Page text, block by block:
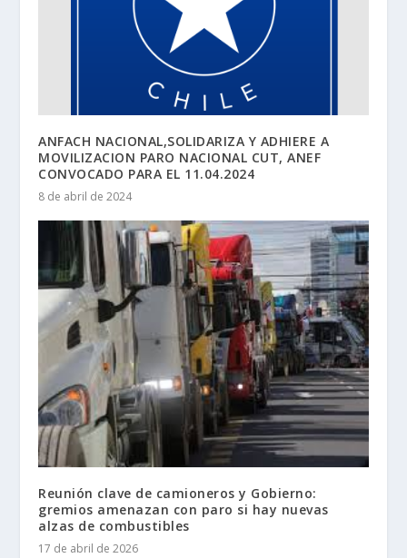
ANFACH NACIONAL,SOLIDARIZA Y ADHIERE A
MOVILIZACION PARO NACIONAL CUT, ANEF
CONVOCADO PARA EL 11.04.2024
8 de abril de 2024
Reunión clave de camioneros y Gobierno:
gremios amenazan con paro si hay nuevas
alzas de combustibles
17 de abril de 2026